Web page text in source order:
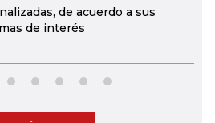
de acuerdo a sus
de interés